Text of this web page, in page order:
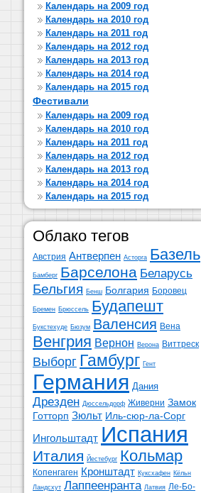
Календарь на 2009 год
Календарь на 2010 год
Календарь на 2011 год
Календарь на 2012 год
Календарь на 2013 год
Календарь на 2014 год
Календарь на 2015 год
Фестивали
Календарь на 2009 год
Календарь на 2010 год
Календарь на 2011 год
Календарь на 2012 год
Календарь на 2013 год
Календарь на 2014 год
Календарь на 2015 год
Облако тегов
Австрия Антверпен Асторга Базель
Бамберг Барселона Беларусь
Бельгия Бенш Болгария Боровец
Бремен Брюссель Будапешт
Букстехуде Бюзум Валенсия Вена
Венгрия Вернон Верона Виттреск
Выборг Гамбург Гент
Германия Дания
Дрезден Дюссельдорф Живерни Замок
Готторп Зюльт Иль-сюр-ла-Сорг
Ингольштадт Испания
Италия Йестебург Кольмар
Копенгаген Кронштадт Куксхафен Кёльн
Ландсхут Лаппеенранта Латвия Ле-Бо-